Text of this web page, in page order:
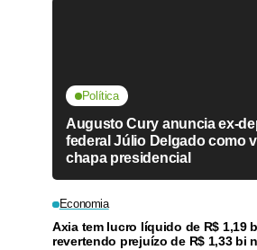
Política
Augusto Cury anuncia ex-
federal Júlio Delgado como
chapa presidencial
Economia
Axia tem lucro líquido de R$ 1,19
revertendo prejuízo de R$ 1,33 bi